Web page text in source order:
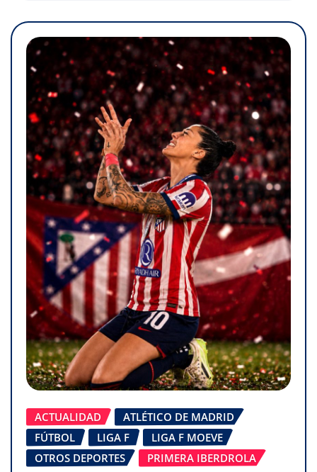
ACTUALIDAD
ATLÉTICO DE MADRID
FÚTBOL
LIGA F
LIGA F MOEVE
OTROS DEPORTES
PRIMERA IBERDROLA